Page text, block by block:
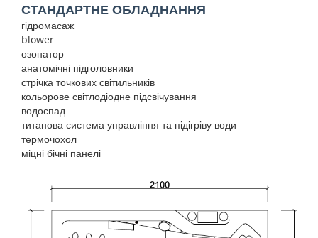
СТАНДАРТНЕ ОБЛАДНАННЯ
гідромасаж
blower
озонатор
анатомічні підголовники
стрічка точкових світильників
кольорове світлодіодне підсвічування
водоспад
титанова система управління та підігріву води
термочохол
міцні бічні панелі